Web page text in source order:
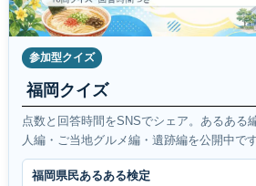
参加型クイズ
福岡クイズ
点数と回答時間をSNSでシェア。あるある
人編・ご当地グルメ編・遺跡編を公開中です
福岡県民あるある検定